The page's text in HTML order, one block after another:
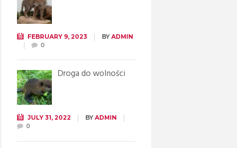
FEBRUARY 9, 2023 BY ADMIN
0
Droga do wolności
JULY 31, 2022 BY ADMIN
0